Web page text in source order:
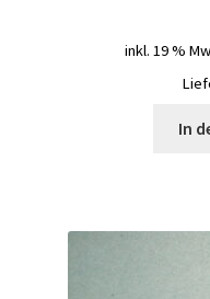
inkl. 19 %
In